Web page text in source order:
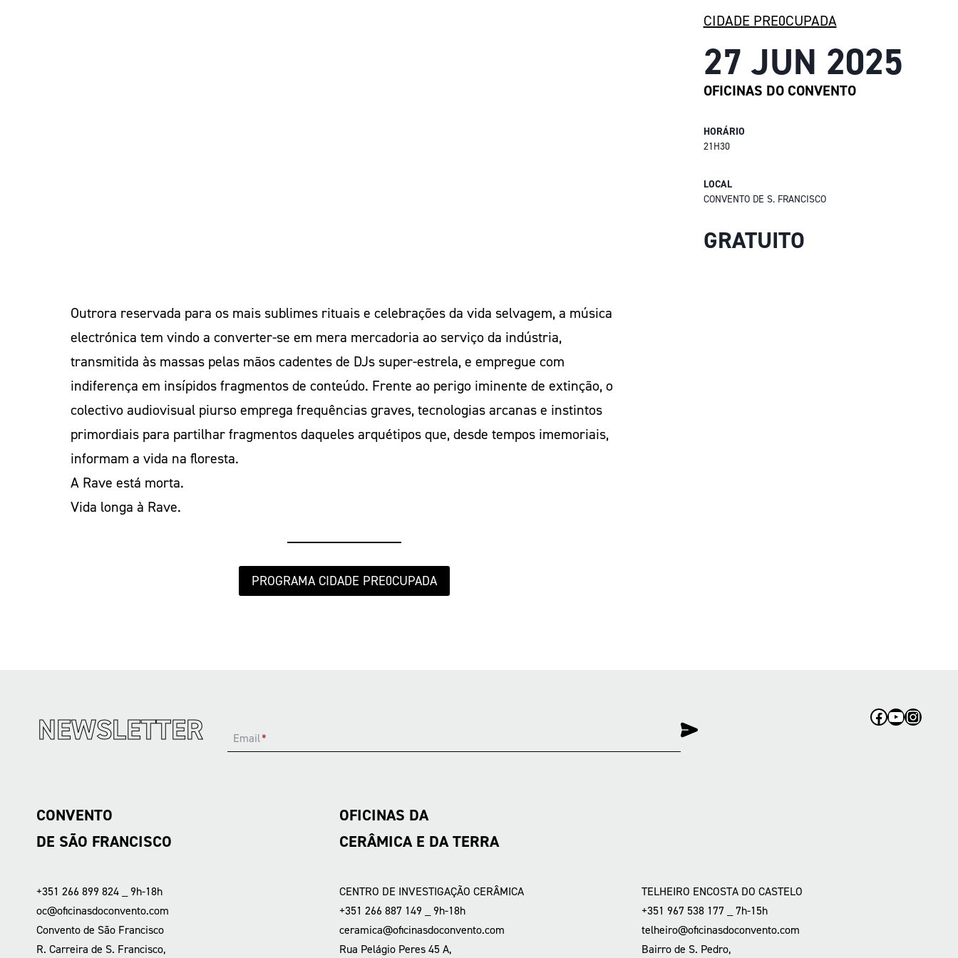
Outrora reservada para os mais sublimes rituais e celebrações da vida selvagem, a música
electrónica tem vindo a converter-se em mera mercadoria ao serviço da indústria,
transmitida às massas pelas mãos cadentes de DJs super-estrela, e empregue com
indiferença em insípidos fragmentos de conteúdo. Frente ao perigo iminente de extinção, o
colectivo audiovisual piurso emprega frequências graves, tecnologias arcanas e instintos
primordiais para partilhar fragmentos daqueles arquétipos que, desde tempos imemoriais,
informam a vida na floresta.
A Rave está morta.
Vida longa à Rave.
PROGRAMA CIDADE PRE0CUPADA
CIDADE PRE0CUPADA
27 JUN 2025
OFICINAS DO CONVENTO
HORÁRIO
21H30
LOCAL
CONVENTO DE S. FRANCISCO
GRATUITO
NEWSLETTER Email*
Facebook
YouTube
CONVENTO
DE SÃO FRANCISCO
+351 266 899 824 _ 9h-18h
oc@oficinasdoconvento.com
Convento de São Francisco
R. Carreira de S. Francisco,
OFICINAS DA
CERÂMICA E DA TERRA
CENTRO DE INVESTIGAÇÃO CERÂMICA
+351 266 887 149 _ 9h-18h
ceramica@oficinasdoconvento.com
Rua Pelágio Peres 45 A,
TELHEIRO ENCOSTA DO CASTELO
+351 967 538 177 _ 7h-15h
telheiro@oficinasdoconvento.com
Bairro de S. Pedro,